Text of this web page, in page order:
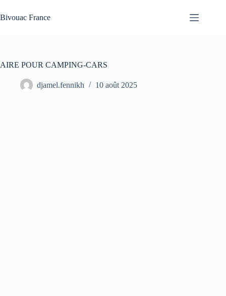
au
contenu
Bivouac France
AIRE POUR CAMPING-CARS
djamel.fennikh 10 août 2025